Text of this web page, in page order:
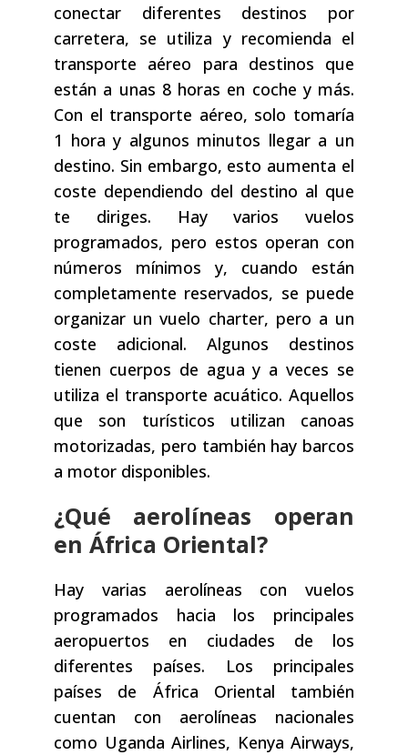
conectar diferentes destinos por
carretera, se utiliza y recomienda el
transporte aéreo para destinos que
están a unas 8 horas en coche y más.
Con el transporte aéreo, solo tomaría
1 hora y algunos minutos llegar a un
destino. Sin embargo, esto aumenta el
coste dependiendo del destino al que
te diriges. Hay varios vuelos
programados, pero estos operan con
números mínimos y, cuando están
completamente reservados, se puede
organizar un vuelo charter, pero a un
coste adicional. Algunos destinos
tienen cuerpos de agua y a veces se
utiliza el transporte acuático. Aquellos
que son turísticos utilizan canoas
motorizadas, pero también hay barcos
a motor disponibles.
¿Qué aerolíneas operan
en África Oriental?
Hay varias aerolíneas con vuelos
programados hacia los principales
aeropuertos en ciudades de los
diferentes países. Los principales
países de África Oriental también
cuentan con aerolíneas nacionales
como Uganda Airlines, Kenya Airways,